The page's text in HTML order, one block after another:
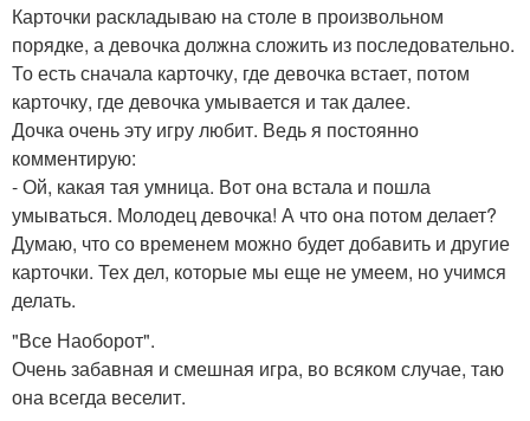
Карточки раскладываю на столе в произвольном
порядке, а девочка должна сложить из последовательно.
То есть сначала карточку, где девочка встает, потом
карточку, где девочка умывается и так далее.
Дочка очень эту игру любит. Ведь я постоянно
комментирую:
- Ой, какая тая умница. Вот она встала и пошла
умываться. Молодец девочка! А что она потом делает?
Думаю, что со временем можно будет добавить и другие
карточки. Тех дел, которые мы еще не умеем, но учимся
делать.
"Все Наоборот".
Очень забавная и смешная игра, во всяком случае, таю
она всегда веселит.